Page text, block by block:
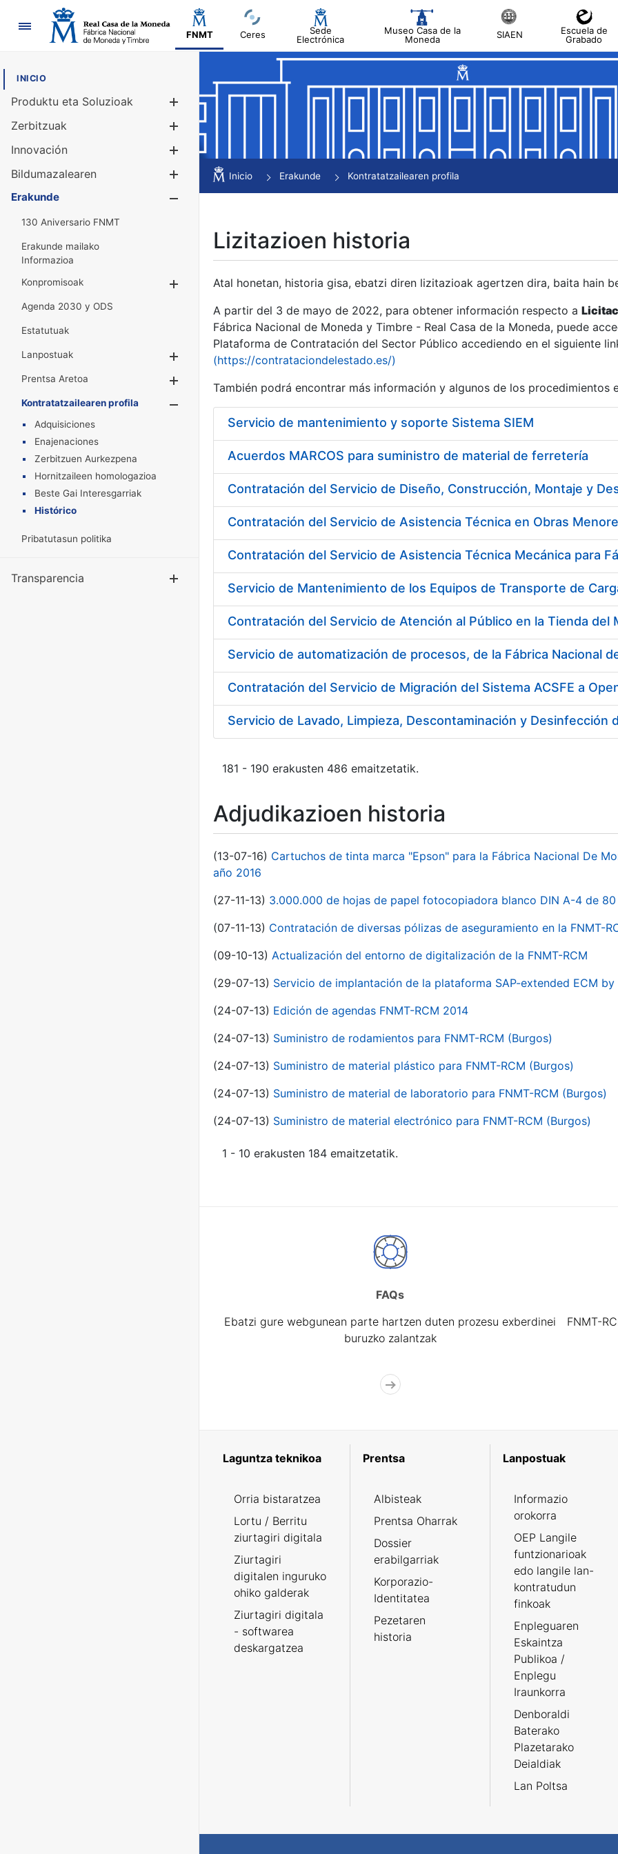
Nabigazioa
FNMT Ceres
Sede
Electrónica
Museo Casa de la
Moneda
SIAEN
Escuela de
Grabado
INICIO
Produktu eta Soluzioak
Erakutsi/Ezkutatu
Zerbitzuak
Innovación
Bildumazalearen
Erakutsi/Ezkutatu
Erakunde
130 Aniversario FNMT
Erakunde mailako
Informazioa
Konpromisoak
Erakutsi/Ezkutatu
Agenda 2030 y ODS
Estatutuak
Lanpostuak
Erakutsi/Ezkutatu
Prentsa Aretoa
Erakutsi/Ezkutatu
Kontratatzailearen profila
Erakutsi/Ezkutatu
Adquisiciones
Enajenaciones
Zerbitzuen Aurkezpena
Hornitzaileen homologazioa
Beste Gai Interesgarriak
Histórico
Pribatutasun politika
Transparencia Erakutsi/Ezkutatu
Inicio Erakunde Kontratatzailearen profila
Lizitazioen historia
Atal honetan, historia gisa, ebatzi diren lizitazioak agertzen dira, baita hain
A partir del 3 de mayo de 2022, para obtener información respecto a
Fábrica Nacional de Moneda y Timbre - Real Casa de la Moneda, puede
Plataforma de Contratación del Sector Público accediendo en el siguiente
(https://contrataciondelestado.es/)
También podrá encontrar más información y algunos de los procedimientos
Servicio de mantenimiento y soporte Sistema SIEM
Acuerdos MARCOS para suministro de material de ferretería
Contratación del Servicio de Asistencia Técnica en Obras
Contratación del Servicio de Asistencia Técnica Mecánica para
Servicio de Mantenimiento de los Equipos de Transporte de
Servicio de automatización de procesos, de la Fábrica Nacional
Contratación del Servicio de Migración del Sistema ACSFE a
181 - 190 erakusten 486 emaitzetatik.
Adjudikazioen historia
(13-07-16) Cartuchos de tinta marca "Epson" para la Fábrica Nacional De
año 2016
(27-11-13) 3.000.000 de hojas de papel fotocopiadora blanco DIN A-4 de 80
(07-11-13) Contratación de diversas pólizas de aseguramiento en la FNMT-
(09-10-13) Actualización del entorno de digitalización de la FNMT-RCM
(29-07-13) Servicio de implantación de la plataforma SAP-extended ECM by
(24-07-13) Edición de agendas FNMT-RCM 2014
(24-07-13) Suministro de rodamientos para FNMT-RCM (Burgos)
(24-07-13) Suministro de material plástico para FNMT-RCM (Burgos)
(24-07-13) Suministro de material de laboratorio para FNMT-RCM (Burgos)
(24-07-13) Suministro de material electrónico para FNMT-RCM (Burgos)
1 - 10 erakusten 184 emaitzetatik.
FAQs
Ebatzi gure webgunean parte hartzen duten prozesu exberdinei
buruzko zalantzak
FNMT-
Laguntza teknikoa
Orria bistaratzea
Lortu / Berritu
ziurtagiri digitala
Ziurtagiri
digitalen inguruko
ohiko galderak
Ziurtagiri digitala
- softwarea
deskargatzea
Prentsa
Albisteak
Prentsa Oharrak
Dossier
erabilgarriak
Korporazio-
Identitatea
Pezetaren
historia
Lanpostuak
Informazio
orokorra
OEP Langile
funtzionarioak
edo langile lan-
kontratudun
finkoak
Enpleguaren
Eskaintza
Publikoa /
Enplegu
Iraunkorra
Denboraldi
Baterako
Plazetarako
Deialdiak
Lan Poltsa